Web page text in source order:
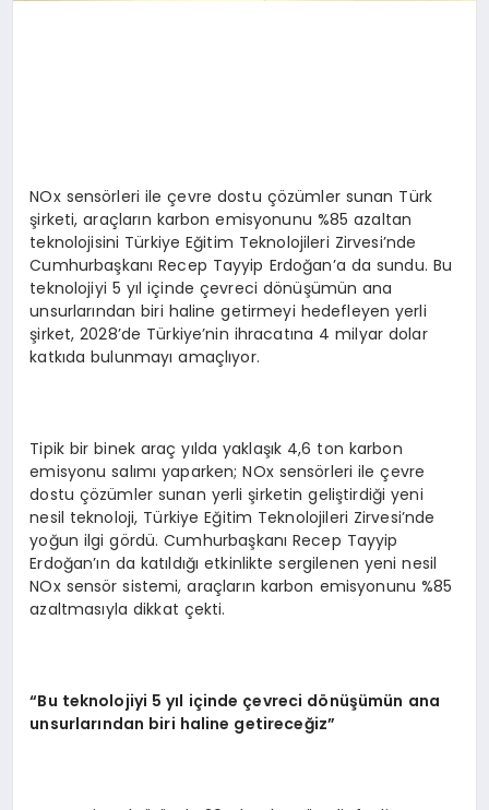
NOx sensörleri ile çevre dostu çözümler sunan Türk
şirketi, araçların karbon emisyonunu %85 azaltan
teknolojisini Türkiye Eğitim Teknolojileri Zirvesi’nde
Cumhurbaşkanı Recep Tayyip Erdoğan’a da sundu. Bu
teknolojiyi 5 yıl içinde çevreci dönüşümün ana
unsurlarından biri haline getirmeyi hedefleyen yerli
şirket, 2028’de Türkiye’nin ihracatına 4 milyar dolar
katkıda bulunmayı amaçlıyor.
Tipik bir binek araç yılda yaklaşık 4,6 ton karbon
emisyonu salımı yaparken; NOx sensörleri ile çevre
dostu çözümler sunan yerli şirketin geliştirdiği yeni
nesil teknoloji, Türkiye Eğitim Teknolojileri Zirvesi’nde
yoğun ilgi gördü. Cumhurbaşkanı Recep Tayyip
Erdoğan’ın da katıldığı etkinlikte sergilenen yeni nesil
NOx sensör sistemi, araçların karbon emisyonunu %85
azaltmasıyla dikkat çekti.
“Bu teknolojiyi 5 yıl içinde çevreci dönüşümün ana
unsurlarından biri haline getireceğiz”